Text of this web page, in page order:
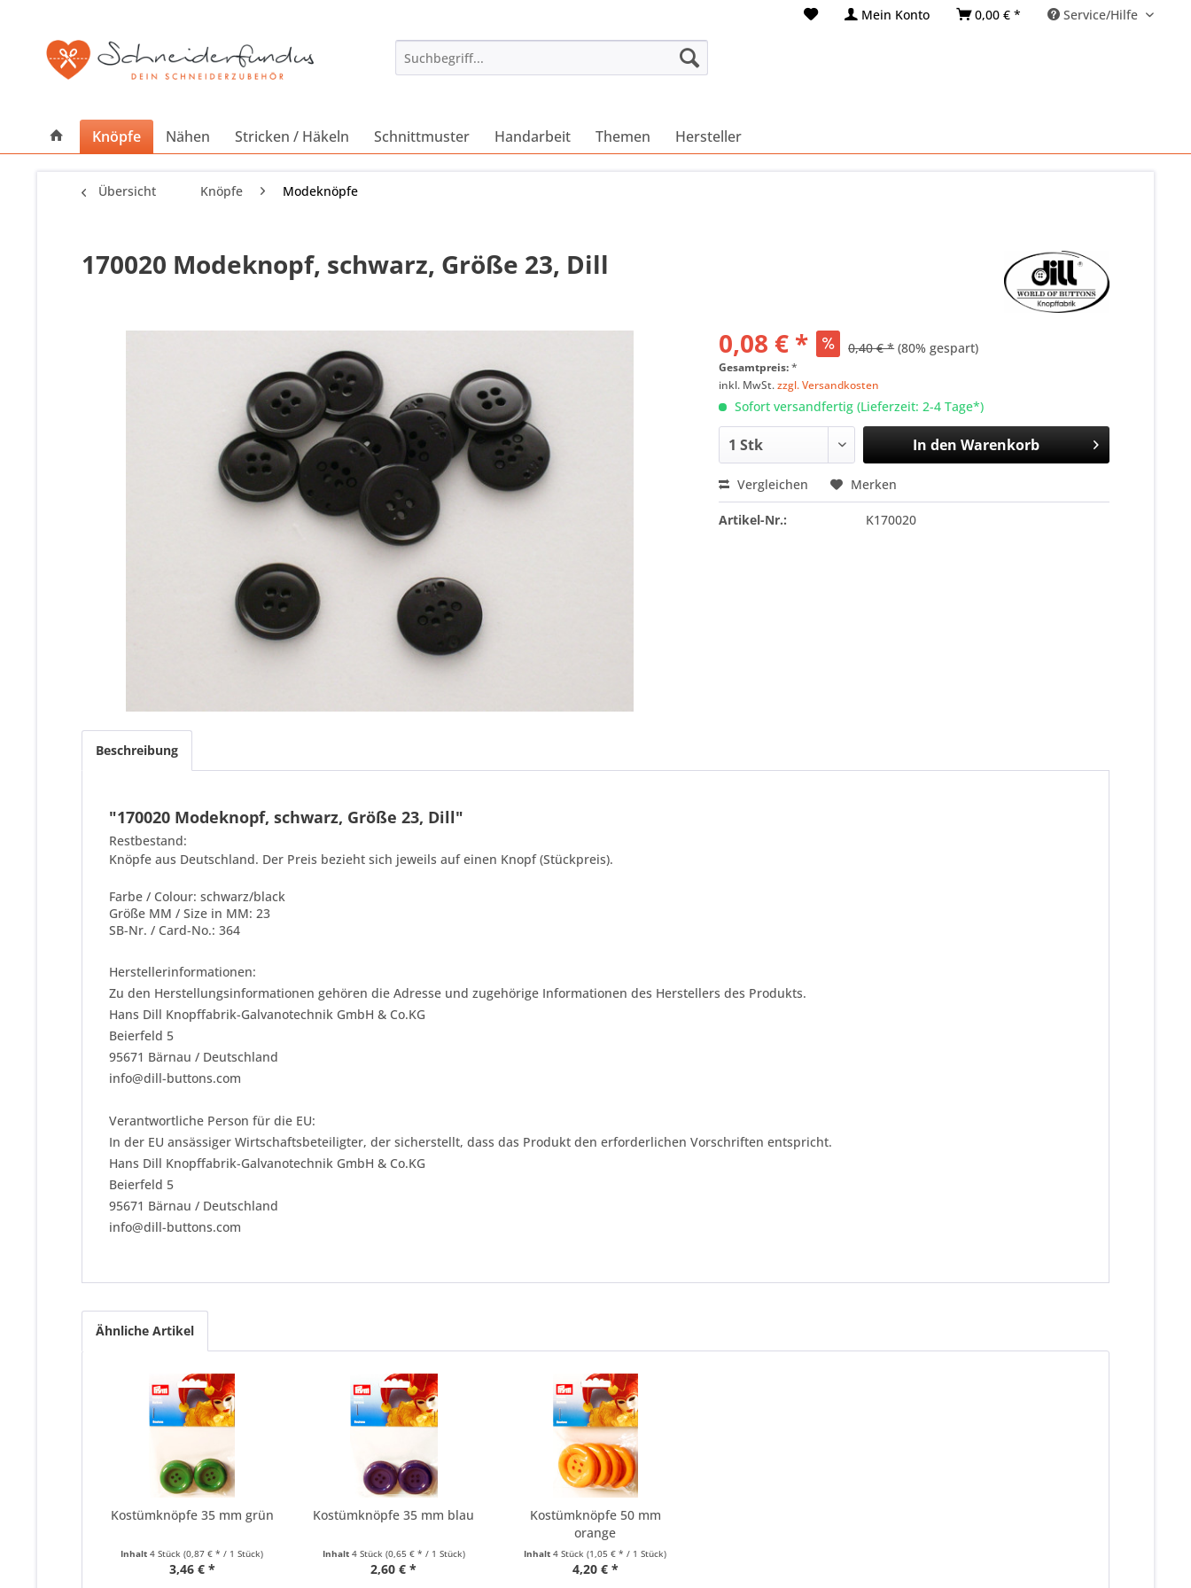
Mein Konto 0,00 € * Service/Hilfe
Knöpfe Nähen Stricken / Häkeln Schnittmuster Handarbeit Themen Hersteller
Übersicht Knöpfe Modeknöpfe
170020 Modeknopf, schwarz, Größe 23, Dill
0,08 € * 0,40 € * (80% gespart)
Gesamtpreis:*
inkl. MwSt.zzgl. Versandkosten
Sofort versandfertig (Lieferzeit: 2-4 Tage*)
In den Warenkorb
Vergleichen Merken
Artikel-Nr.: K170020
Beschreibung
"170020 Modeknopf, schwarz, Größe 23, Dill"
Restbestand:
Knöpfe aus Deutschland. Der Preis bezieht sich jeweils auf einen Knopf (Stückpreis).
Farbe / Colour: schwarz/black
Größe MM / Size in MM: 23
SB-Nr. / Card-No.: 364
Herstellerinformationen:
Zu den Herstellungsinformationen gehören die Adresse und zugehörige Informationen des Herstellers des Produkts.
Hans Dill Knopffabrik-Galvanotechnik GmbH & Co.KG
Beierfeld 5
95671 Bärnau / Deutschland
info@dill-buttons.com
Verantwortliche Person für die EU:
In der EU ansässiger Wirtschaftsbeteiligter, der sicherstellt, dass das Produkt den erforderlichen Vorschriften entspricht.
Hans Dill Knopffabrik-Galvanotechnik GmbH & Co.KG
Beierfeld 5
95671 Bärnau / Deutschland
info@dill-buttons.com
Ähnliche Artikel
Kostümknöpfe 35 mm grün
Inhalt4 Stück(0,87 € * / 1 Stück)
3,46 € *
Kostümknöpfe 35 mm blau
Inhalt 4 Stück (0,65 € * / 1 Stück)
2,60 € *
Kostümknöpfe 50 mm
orange
Inhalt4 Stück(1,05 € * / 1 Stück)
4,20 € *